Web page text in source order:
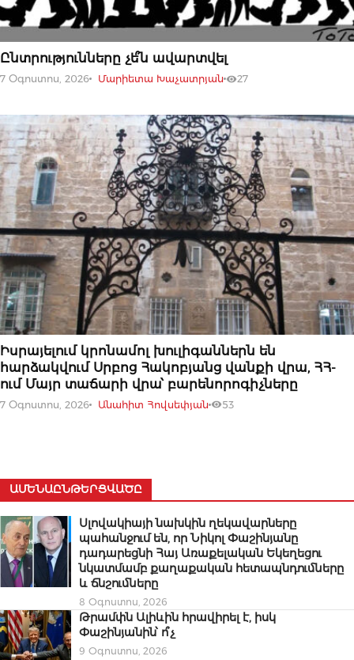
07 ՕԳՈՍՏՈՍԻ, 2026
Ընտրությունները չե՞ն ավարտվել
7 Օգոստոս, 2026 Մարիետա Խաչատրյան 27
07 ՕԳՈՍՏՈՍԻ, 2026
Իսրայելում կրոնամոլ խուլիգաններն են
հարձակվում Սրբոց Հակոբյանց վանքի վրա, ՀՀ-
ում Մայր տաճարի վրա՝ բարենորոգիչները
7 Օգոստոս, 2026 Անահիտ Հովսեփյան 53
ԱՄԵՆԱԸՆԹԵՐՑՎԱԾԸ
Սլովակիայի նախկին ղեկավարները
պահանջում են, որ Նիկոլ Փաշինյանը
դադարեցնի Հայ Առաքելական Եկեղեցու
նկատմամբ քաղաքական հետապնդումները
և ճնշումները
8 Օգոստոս, 2026
Թրամփն Ալիևին հրավիրել է, իսկ
Փաշինյանին՝ ո՞չ
9 Օգոստոս, 2026